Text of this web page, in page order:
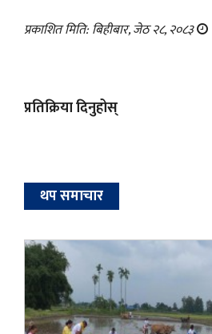
प्रकाशित मिति: बिहीबार, जेठ २८, २०८३
प्रतिक्रिया दिनुहोस्
थप समाचार